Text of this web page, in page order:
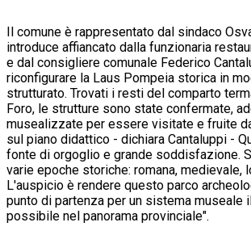
Il comune è rappresentato dal sindaco
introduce affiancato dalla funzionaria
e dal consigliere comunale Federico
riconfigurare la Laus Pompeia storica in
strutturato. Trovati i resti del comparto
Foro, le strutture sono state confermate,
musealizzate per essere visitate e fruite
sul piano didattico - dichiara Cantaluppi -
fonte di orgoglio e grande soddisfazione.
varie epoche storiche: romana, medievale,
L'auspicio è rendere questo parco
punto di partenza per un sistema museale
possibile nel panorama provinciale".